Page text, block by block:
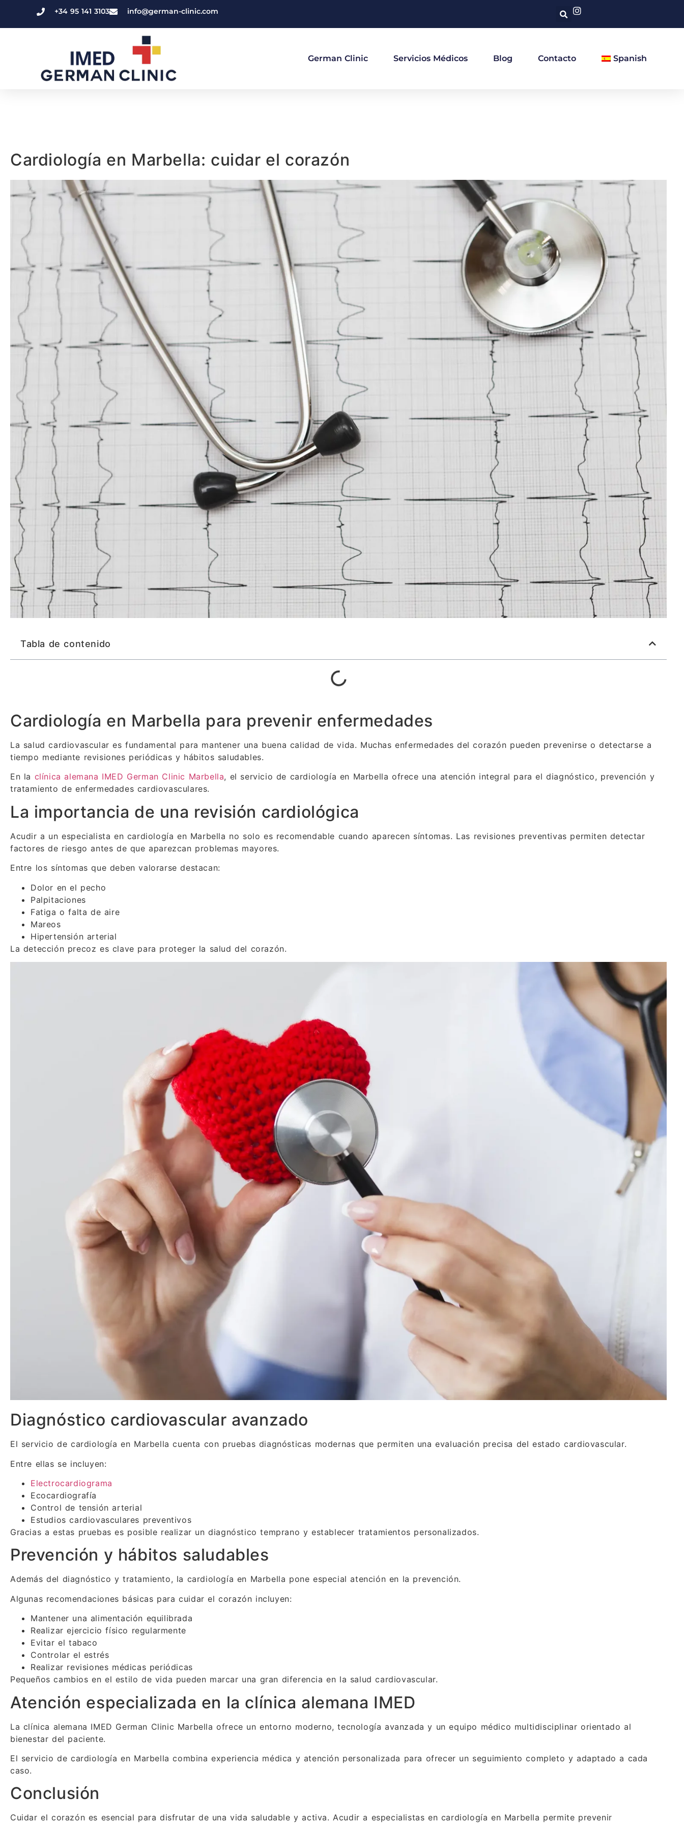
+34 95 141 3103 info@german-clinic.com
German Clinic Servicios Médicos Blog Contacto Spanish
Cardiología en Marbella: cuidar el corazón
Tabla de contenido
Cardiología en Marbella para prevenir enfermedades
La salud cardiovascular es fundamental para mantener una buena calidad de vida. Muchas enfermedades del corazón pueden prevenirse o detectarse a
tiempo mediante revisiones periódicas y hábitos saludables.
En la clínica alemana IMED German Clinic Marbella, el servicio de cardiología en Marbella ofrece una atención integral para el diagnóstico, prevención y
tratamiento de enfermedades cardiovasculares.
La importancia de una revisión cardiológica
Acudir a un especialista en cardiología en Marbella no solo es recomendable cuando aparecen síntomas. Las revisiones preventivas permiten detectar
factores de riesgo antes de que aparezcan problemas mayores.
Entre los síntomas que deben valorarse destacan:
Dolor en el pecho
Palpitaciones
Fatiga o falta de aire
Mareos
Hipertensión arterial
La detección precoz es clave para proteger la salud del corazón.
Diagnóstico cardiovascular avanzado
El servicio de cardiología en Marbella cuenta con pruebas diagnósticas modernas que permiten una evaluación precisa del estado cardiovascular.
Entre ellas se incluyen:
Electrocardiograma
Ecocardiografía
Control de tensión arterial
Estudios cardiovasculares preventivos
Gracias a estas pruebas es posible realizar un diagnóstico temprano y establecer tratamientos personalizados.
Prevención y hábitos saludables
Además del diagnóstico y tratamiento, la cardiología en Marbella pone especial atención en la prevención.
Algunas recomendaciones básicas para cuidar el corazón incluyen:
Mantener una alimentación equilibrada
Realizar ejercicio físico regularmente
Evitar el tabaco
Controlar el estrés
Realizar revisiones médicas periódicas
Pequeños cambios en el estilo de vida pueden marcar una gran diferencia en la salud cardiovascular.
Atención especializada en la clínica alemana IMED
La clínica alemana IMED German Clinic Marbella ofrece un entorno moderno, tecnología avanzada y un equipo médico multidisciplinar orientado al
bienestar del paciente.
El servicio de cardiología en Marbella combina experiencia médica y atención personalizada para ofrecer un seguimiento completo y adaptado a cada
caso.
Conclusión
Cuidar el corazón es esencial para disfrutar de una vida saludable y activa. Acudir a especialistas en cardiología en Marbella permite prevenir